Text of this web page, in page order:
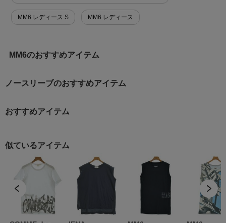
MM6 レディース S MM6 レディース
MM6のおすすめアイテム
ノースリーブのおすすめアイテム
おすすめアイテム